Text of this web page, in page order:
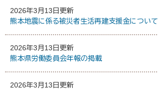
2026年3月13日更新
熊本地震に係る被災者生活再建支援金について
2026年3月13日更新
熊本県労働委員会年報の掲載
2026年3月13日更新